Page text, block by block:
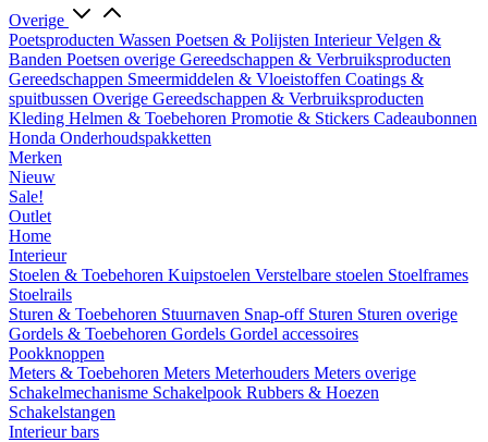
Overige
Poetsproducten Wassen Poetsen & Polijsten InterieurVelgen &
Banden Poetsen overige Gereedschappen & Verbruiksproducten
Gereedschappen Smeermiddelen & Vloeistoffen Coatings &
spuitbussen Overige Gereedschappen & Verbruiksproducten
Kleding Helmen & Toebehoren Promotie & Stickers Cadeaubonnen
Honda Onderhoudspakketten
Merken
Nieuw
Sale!
Outlet
Home
Interieur
Stoelen & Toebehoren Kuipstoelen Verstelbare stoelen Stoelframes
Stoelrails
Sturen & Toebehoren Stuurnaven Snap-off Sturen Sturen overige
Gordels & Toebehoren Gordels Gordel accessoires
Pookknoppen
Meters & Toebehoren Meters Meterhouders Meters overige
Schakelmechanisme Schakelpook Rubbers & Hoezen
Schakelstangen
Interieur bars